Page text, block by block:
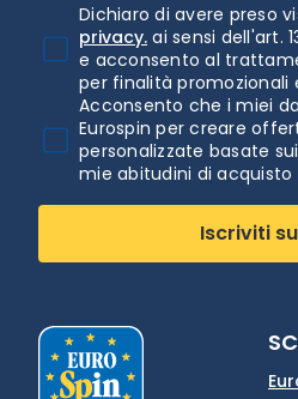
Dichiaro di avere preso
privacy. ai sensi dell'art.
e acconsento al
per finalità promozionali
Acconsento che i miei
Eurospin per creare
personalizzate basate
mie abitudini di
Iscriviti